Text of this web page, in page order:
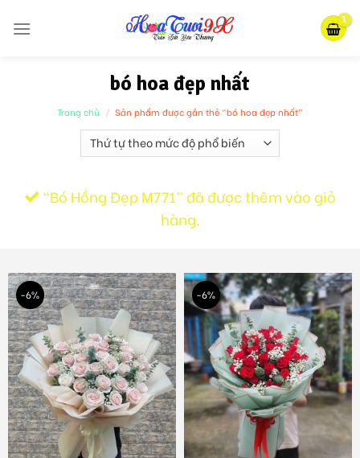
bó hoa đẹp nhất
Trang chủ / Sản phẩm được gắn thẻ “bó hoa đẹp nhất”
“Bó Hồng Đẹp M771” đã được thêm vào giỏ
hàng.
-6% -6%